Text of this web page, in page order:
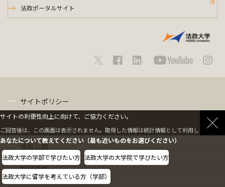
法政ポータルサイト
サイトポリシー
情報公開
採用情報
サイトの利便性向上に向けて、ご協力ください。
ご回答後は、この画面は表示されません。取得した情報は統計情報として利用します。
あなたについて教えてください（最も近いものをお選びください）
法政大学の学部で学びたい方 法政大学の大学院で学びたい方
法政大学に留学を考えている方（学部）